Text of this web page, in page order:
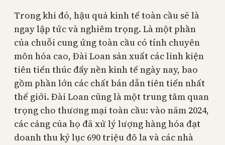
Trong khi đó, hậu quả kinh tế toàn cầu sẽ là
ngay lập tức và nghiêm trọng. Là một phần
của chuỗi cung ứng toàn cầu có tính chuyên
môn hóa cao, Đài Loan sản xuất các linh kiện
tiên tiến thúc đẩy nền kinh tế ngày nay, bao
gồm phần lớn các chất bán dẫn tiên tiến nhất
thế giới. Đài Loan cũng là một trung tâm quan
trọng cho thương mại toàn cầu: vào năm 2024,
các cảng của họ đã xử lý lượng hàng hóa đạt
doanh thu kỷ lục 690 triệu đô la và các nhà